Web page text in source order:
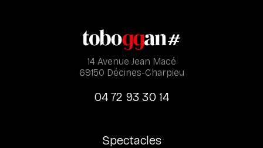
14 Avenue Jean Macé
69150 Décines-Charpieu
04 72 93 30 14
Spectacles